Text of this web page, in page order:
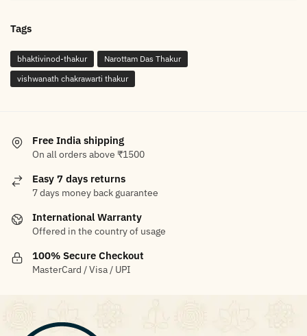
Tags
bhaktivinod-thakur
Narottam Das Thakur
vishwanath chakrawarti thakur
Free India shipping
On all orders above ₹1500
Easy 7 days returns
7 days money back guarantee
International Warranty
Offered in the country of usage
100% Secure Checkout
MasterCard / Visa / UPI